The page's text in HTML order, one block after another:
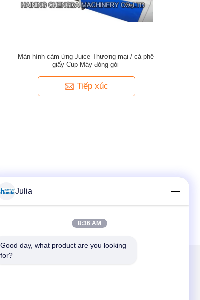
Màn hình cảm ứng Juice Thương mại / cà phê
giấy Cup Máy đóng gói
Tiếp xúc
Julia
8:36 AM
Good day, what product are you looking
for?